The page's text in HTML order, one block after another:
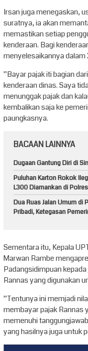
Irsan juga menegaskan,
suratnya, ia akan
memastikan setiap
kenderaan. Bagi
menyelesaikannya dalam
”Bayar pajak iti bagian
kenderaan dinas. Saya
menunggak pajak dan
kembalikan saja ke
paungkasnya.
BACAAN LAINNYA
Dugaan Gantung Diri di
Puluhan Karton Rokok
L300 Diamankan di
Dua Ruas Jalan Umum di
Pribadi, Ketegasan
Sementara itu, Kepala
Marwan Rambe
Padangsidimpuan
Rannas yang digunakan
”Tentunya ini memjadi
membayar pajak Rannas
memenuhi
yang hasilnya juga untuk